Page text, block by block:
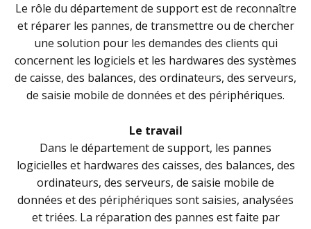
Le rôle du département de support est de reconnaître
et réparer les pannes, de transmettre ou de chercher
une solution pour les demandes des clients qui
concernent les logiciels et les hardwares des systèmes
de caisse, des balances, des ordinateurs, des serveurs,
de saisie mobile de données et des périphériques.
Le travail
Dans le département de support, les pannes
logicielles et hardwares des caisses, des balances, des
ordinateurs, des serveurs, de saisie mobile de
données et des périphériques sont saisies, analysées
et triées. La réparation des pannes est faite par